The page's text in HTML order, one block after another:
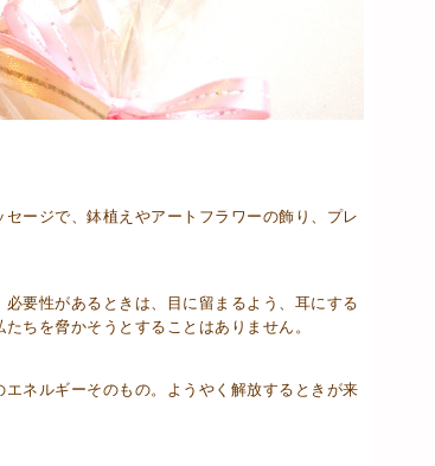
ージで、鉢植えやアートフラワーの飾り、プレ
要性があるときは、目に留まるよう、耳にする
ちを脅かそうとすることはありません。
ネルギーそのもの。ようやく解放するときが来